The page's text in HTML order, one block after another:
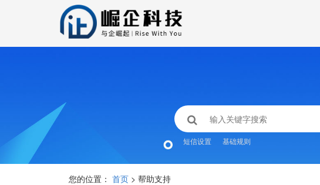
短信设置 基础规则
您的位置： 首页 > 帮助支持